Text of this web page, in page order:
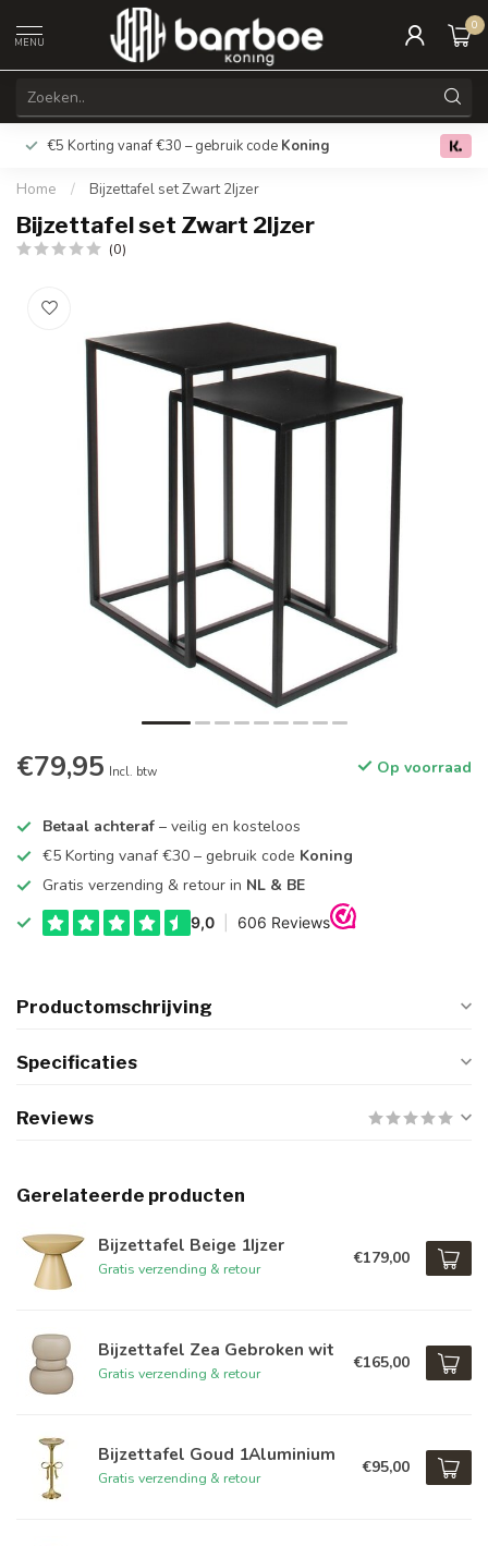
MENU
0
€5 Korting vanaf €30 – gebruik code Koning Gratis
Home / Bijzettafel set Zwart 2Ijzer
Bijzettafel set Zwart 2Ijzer
(0)
€79,95 Incl. btw Op voorraad
Betaal achteraf – veilig en kosteloos
€5 Korting vanaf €30 – gebruik code Koning
Gratis verzending & retour in NL & BE
Productomschrijving
Specificaties
Reviews
Gerelateerde producten
Bijzettafel Beige 1Ijzer
Gratis verzending & retour
€179,00
Bijzettafel Zea Gebroken wit
Gratis verzending & retour
€165,00
Bijzettafel Goud 1Aluminium
Gratis verzending & retour
€95,00